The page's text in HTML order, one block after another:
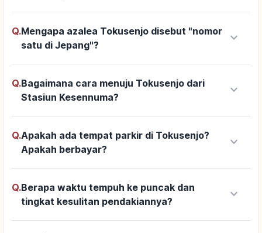
Q.Mengapa azalea Tokusenjo disebut "nomor
satu di Jepang"?
keyboard_arrow_down
Q.Bagaimana cara menuju Tokusenjo dari
Stasiun Kesennuma?
keyboard_arrow_down
Q.Apakah ada tempat parkir di Tokusenjo?
Apakah berbayar?
keyboard_arrow_down
Q.Berapa waktu tempuh ke puncak dan
tingkat kesulitan pendakiannya?
keyboard_arrow_down